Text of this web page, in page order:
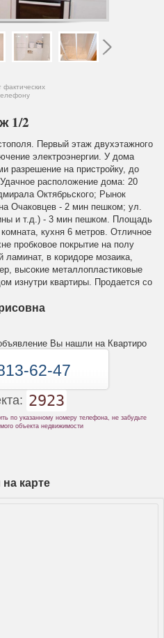
фактических
1/2
Первый этаж двухэтажного
электроэнергии. У дома
разрешение на пристройку, до
расположение дома: 20
Октябрьского; Рынок
Очаковцев - 2 мин пешком; ул.
и т.д.) - 3 мин пешком. Площадь
кухня 6 метров. Отличное
пробковое покрытие на полу
в коридоре мозаика,
высокие металлопластиковые
изнутри квартиры. Продается со
Вы нашли на Квартиро
62-47
2923
по указанному номеру телефона, не забудьте
объекта недвижимости
карте